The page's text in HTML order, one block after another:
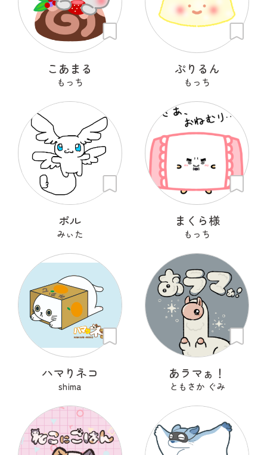
こあまる
もっち
ぷりるん
もっち
ポル
みぃた
まくら様
もっち
ハマりネコ
shima
あラマぁ！
ともさか ぐみ